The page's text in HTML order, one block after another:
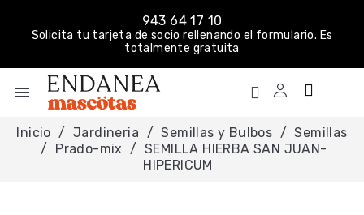
943 64 17 10
Solicita tu tarjeta de socio rellenando el formulario. Es
totalmente gratuita
menu
Inicio Jardineria Semillas y Bulbos
Semillas
Prado-mix
SEMILLA HIERBA SAN JUAN-
HIPERICUM